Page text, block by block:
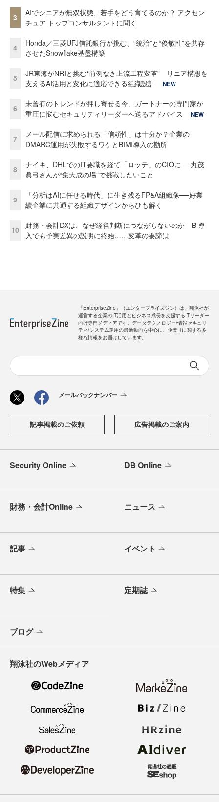
3
AIでシニアが無双状態、若手をどう育てるのか？ アクセン
チュア トップコンサルタントに聞く
4
Honda／三菱UFJ信託銀行が挑む、“統治”と“俊敏性”を共存
させたSnowflake基盤構築
5
JR東海がNRIと挑む“前例なき上流工程変革” リニア構想を
支えるAI活用と変化に適応できる組織設計
NEW
6
未曾有のトレンドが押し寄せる今、ガートナーの専門家が
重圧に悩むセキュリティリーダーへ送るアドバイス
NEW
7
メール配信に求められる「信頼性」は十分か？企業の
DMARC運用が失敗するワケとBIMI導入の勘所
8
ナイキ、DHLでのIT要職を経て「ロッテ」のCIOに──丸茂
眞弓さんが“集大成の場”で挑戦したいこと
9
「分析はAIに任せる時代」に生き残るFP&A組織像──好業
績企業に共通する組織デザインからひも解く
10
財務・会計DXは、なぜ経営判断につながらないのか BI導
入でも予実差異の説明に終始……変革の要諦は
「EnterpriseZine」（エンタープライズジン）は、翔泳社が
運営する企業のIT活用とビジネス成長を支援するITリーダー
向け専門メディアです。データテクノロジー/情報セキュリ
ティ/システム運用の最新動向を中心に、企業ITに関する多
様な情報をお届けしています。
メールバックナンバー
記事掲載のご依頼 広告掲載のご案内
Security Online DB Online
財務・会計Online ニュース
記事 イベント
特集 定期誌
ブログ
翔泳社のWebメディア